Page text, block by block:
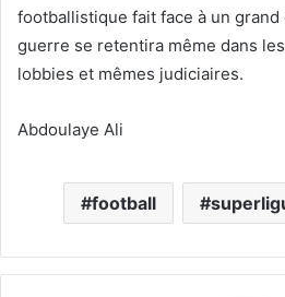
footballistique fait face à un
guerre se retentira même dans
lobbies et mêmes judiciaires.
Abdoulaye Ali
football